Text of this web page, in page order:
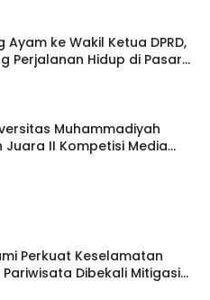
Ayam ke Wakil Ketua DPRD,
Perjalanan Hidup di Pasar
Muhammadiyah
Juara II Kompetisi Media
Tingkat Internasional
Perkuat Keselamatan
Pariwisata Dibekali Mitigasi